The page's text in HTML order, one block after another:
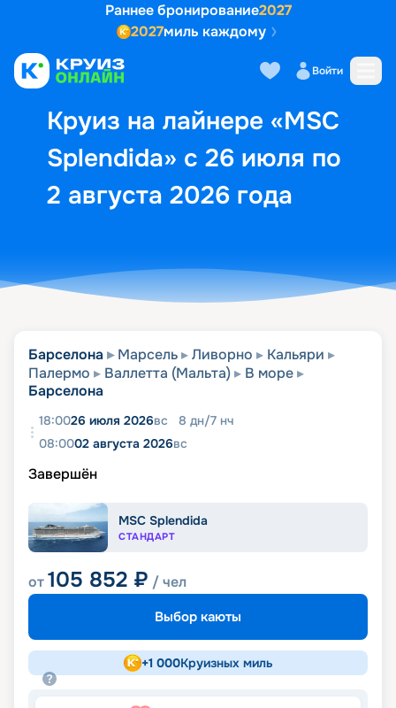
Раннее бронирование2027
2027миль каждому
Войти
Круиз на лайнере «MSC
Splendida» с 26 июля по
2 августа 2026 года
Выбор кают Маршрут и
Барселона Марсель Ливорно
Кальяри
Палермо
Валлетта (Мальта)
В море
Барселона
18:0026 июля 2026вс 8 дн/7 нч
08:0002 августа 2026вс
Завершён
MSC Splendida
СТАНДАРТ
от105 852 ₽ / чел
Выбор каюты
+1 000Круизных миль